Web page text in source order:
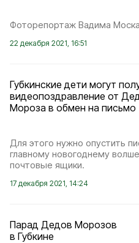
Фоторепортаж Вадима
22 декабря 2021, 16:51
Губкинские дети могут
видеопоздравление от
Мороза в обмен на письмо
Для этого нужно опустить
главному новогоднему
почтовые ящики.
17 декабря 2021, 14:24
Парад Дедов Морозов
в Губкине